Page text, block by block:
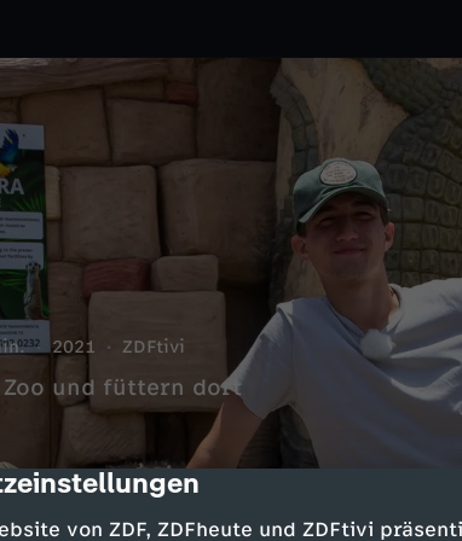
von ZDF, ZDFheute und ZDFtivi
2021 ZDFtivi
Zoo und füttern dort